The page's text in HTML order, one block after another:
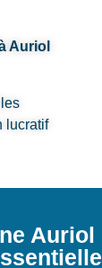
Auriol
lucratif
Auriol